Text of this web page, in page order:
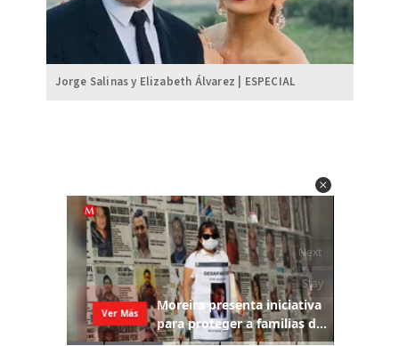
Jorge Salinas y Elizabeth Álvarez | ESPECIAL